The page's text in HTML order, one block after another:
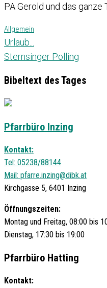
PA Gerold und das ganze
Allgemein
Urlaub...
Sternsinger Polling
Bibeltext des Tages
Pfarrbüro Inzing
Kontakt:
Tel: 05238/88144
Mail: pfarre.inzing@dibk.at
Kirchgasse 5, 6401 Inzing
Öffnungszeiten:
Montag und Freitag, 08:00 bis
Dienstag, 17:30 bis 19:00
Pfarrbüro Hatting
Kontakt: